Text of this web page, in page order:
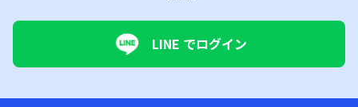
LINE でログイン